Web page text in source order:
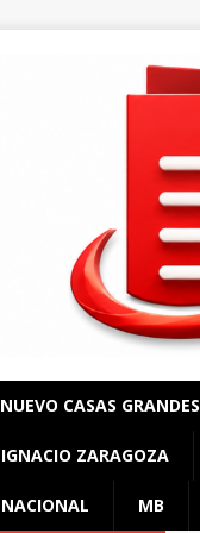
NUEVO CASAS GRANDES
IGNACIO ZARAGOZA
NACIONAL MB